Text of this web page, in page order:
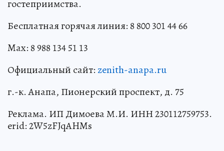
гостеприимства.
Бесплатная горячая линия: 8 800 301 44 66
Max: 8 988 134 51 13
Официальный сайт: zenith-anapa.ru
г.-к. Анапа, Пионерский проспект, д. 75
Реклама. ИП Димоева М.И. ИНН 230112759753.
erid: 2W5zFJqAHMs